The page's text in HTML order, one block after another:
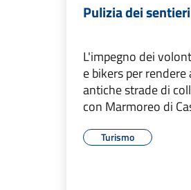
Pulizia dei
L'impegno dei
e bikers per rendere
antiche strade di
con Marmoreo di
Turismo